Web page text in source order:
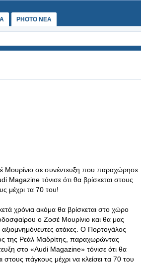
PHOTO NEA
Μουρίνιο σε συνέντευξη που παραχώρησε
Magazine τόνισε ότι θα βρίσκεται στους
μέχρι τα 70 του!
χρόνια ακόμα θα βρίσκεται στο χώρο
ο Ζοσέ Μουρίνιο και θα μας
αξιομνημόνευτες ατάκες. Ο Πορτογάλος
της Ρεάλ Μαδρίτης, παραχωρώντας
στο «Audi Magazine» τόνισε ότι θα
στους πάγκους μέχρι να κλείσει τα 70 του